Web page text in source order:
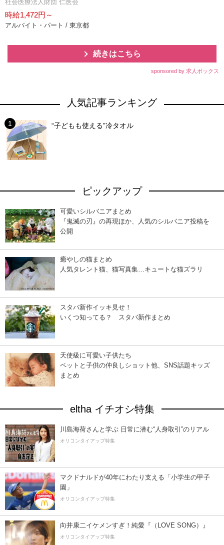
社会医療法人財団 仁医会
時給1,472円～
アルバイト・パート / 東京都
続きはこちら
sponsored by 求人ボックス
人気記事ランキング
“子どもも使える”冷タオル
ピックアップ
可愛いシルバニアまとめ
『鬼滅の刃』の再現ほか、人気のシルバニア投稿を
公開
癒やしの猫まとめ
人気タレント猫、猫写真集…キュートな猫ズラリ
スタバ新作イッキ見せ！
いくつ知ってる？ スタバ新作まとめ
天使級に可愛い子供たち
ペットと子供の仲良しショット他、SNS話題キッズ
まとめ
eltha イチオシ特集
川島海荷さんと学ぶ 日常に潜む“人身取引”のリアル
オリコンタイアップ特集
マクドナルドが40年にわたり支える「小学生の甲子
園」
オリコンタイアップ特集
向井康二イケメンすぎ！純愛『（LOVE SONG）』
オリコンタイアップ特集